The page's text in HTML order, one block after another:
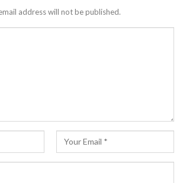
address will not be published.